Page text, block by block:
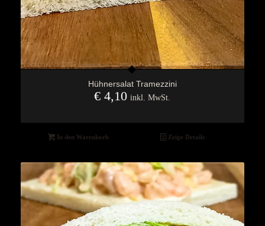
Hühnersalat Tramezzini
€ 4,10 inkl. MwSt.
In den Warenkorb Zeige Details